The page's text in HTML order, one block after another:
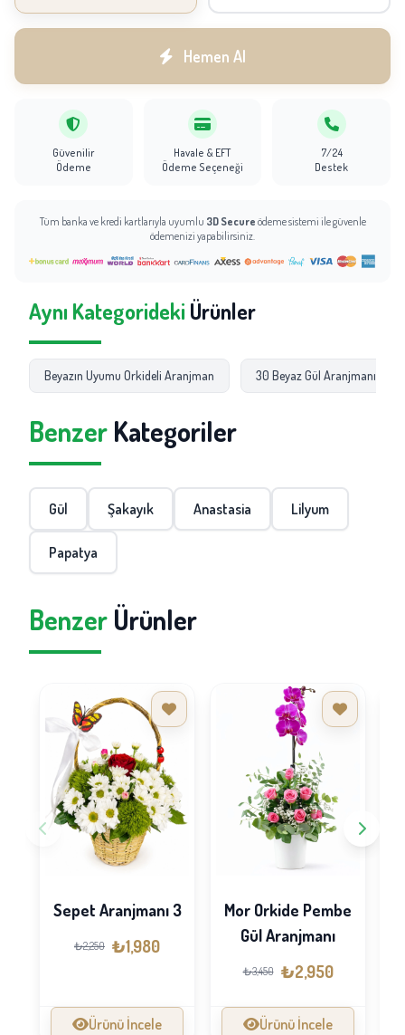
Hemen Al
Güvenilir
Ödeme
Havale & EFT
Ödeme Seçeneği
7/24
Destek
Tüm banka ve kredi kartlarıyla uyumlu 3D Secure ödeme sistemi ile güvenle
ödemenizi yapabilirsiniz.
Aynı Kategorideki Ürünler
Beyazın Uyumu Orkideli Aranjman 30 Beyaz Gül Aranjmanı
Benzer Kategoriler
Gül Şakayık Anastasia Lilyum
Papatya
Benzer Ürünler
Sepet Aranjmanı 3
₺2,250 ₺1,980
Ürünü İncele
Mor Orkide Pembe
Gül Aranjmanı
₺3,450 ₺2,950
Ürünü İncele